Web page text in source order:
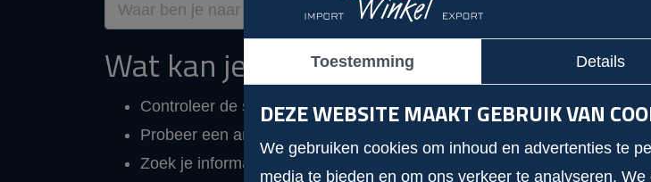
Wat kan je doen?
Controleer de spelling van je zoekopdracht
Probeer een andere of minder specifieke zoekterm
Zoek je informatie over onze service? Ga naar onze
Toestemming Details
DEZE WEBSITE MAAKT GEBRUIK VAN
We gebruiken cookies om inhoud en advertenties te
media te bieden en om ons verkeer te analyseren.